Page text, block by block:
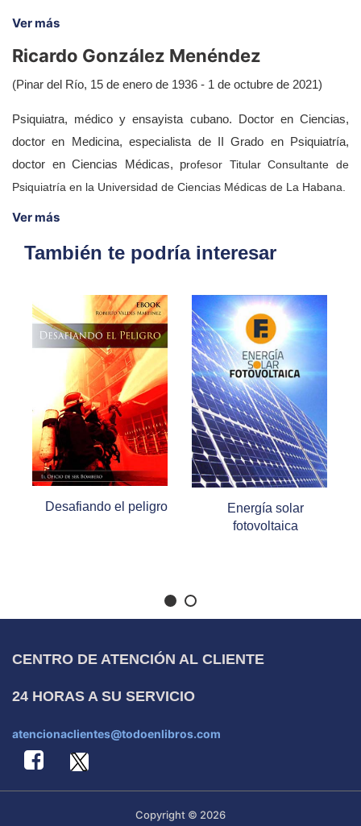
Ver más
Ricardo González Menéndez
(Pinar del Río, 15 de enero de 1936 - 1 de octubre de 2021)
Psiquiatra, médico y ensayista cubano. Doctor en Ciencias,
doctor en Medicina, especialista de II Grado en Psiquiatría,
doctor en Ciencias Médicas, profesor Titular Consultante de
Psiquiatría en la Universidad de Ciencias Médicas de La Habana.
Ver más
También te podría interesar
Desafiando el peligro
Energía solar
fotovoltaica
CENTRO DE ATENCIÓN AL CLIENTE
24 HORAS A SU SERVICIO
atencionaclientes@todoenlibros.com
Copyright © 2026